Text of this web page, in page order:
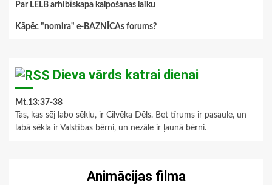
Par LELB arhibīskapa kalpošanas laiku
Kāpēc "nomira" e-BAZNĪCAs forums?
Dieva vārds katrai dienai
Mt.13:37-38
Tas, kas sēj labo sēklu, ir Cilvēka Dēls. Bet tīrums ir pasaule, un
labā sēkla ir Valstības bērni, un nezāle ir ļaunā bērni.
Animācijas filma